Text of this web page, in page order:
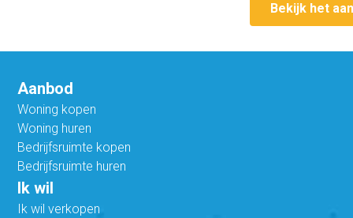
Bekijk het
Aanbod
Woning kopen
Woning huren
Bedrijfsruimte kopen
Bedrijfsruimte huren
Ik wil
Ik wil verkopen